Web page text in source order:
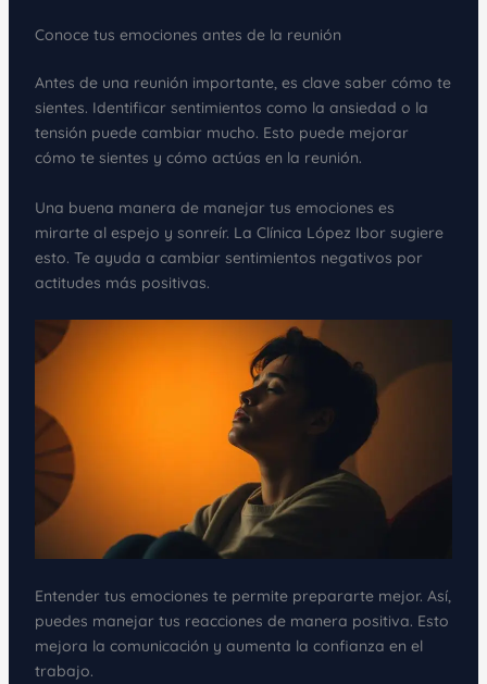
Conoce tus emociones antes de la reunión
Antes de una reunión importante, es clave saber cómo te
sientes. Identificar sentimientos como la ansiedad o la
tensión puede cambiar mucho. Esto puede mejorar
cómo te sientes y cómo actúas en la reunión.
Una buena manera de manejar tus emociones es
mirarte al espejo y sonreír. La Clínica López Ibor sugiere
esto. Te ayuda a cambiar sentimientos negativos por
actitudes más positivas.
Entender tus emociones te permite prepararte mejor. Así,
puedes manejar tus reacciones de manera positiva. Esto
mejora la comunicación y aumenta la confianza en el
trabajo.